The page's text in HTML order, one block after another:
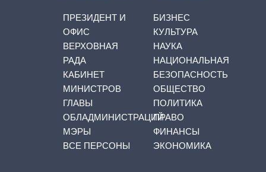
ПРЕЗИДЕНТ И
ОФИС
ВЕРХОВНАЯ
РАДА
КАБИНЕТ
МИНИСТРОВ
ГЛАВЫ
ОБЛАДМИНИСТРАЦИЙ
МЭРЫ
ВСЕ ПЕРСОНЫ
БИЗНЕС
КУЛЬТУРА
НАУКА
НАЦИОНАЛЬНАЯ
БЕЗОПАСНОСТЬ
ОБЩЕСТВО
ПОЛИТИКА
ПРАВО
ФИНАНСЫ
ЭКОНОМИКА